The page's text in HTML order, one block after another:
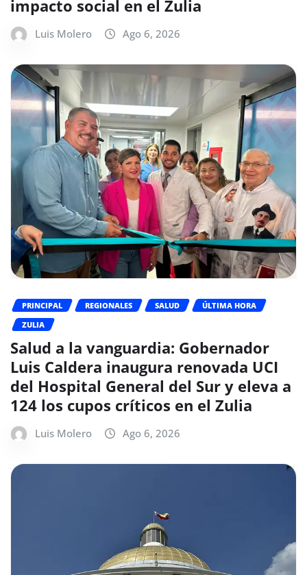
impacto social en el Zulia
Luis Molero Ago 6, 2026
PRINCIPAL REGIONALES SALUD
ÚLTIMA HORA
ZULIA
Salud a la vanguardia: Gobernador
Luis Caldera inaugura renovada UCI
del Hospital General del Sur y eleva a
124 los cupos críticos en el Zulia
Luis Molero Ago 6, 2026